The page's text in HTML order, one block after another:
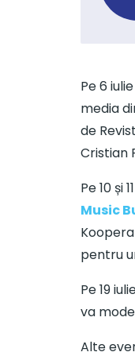
Site-
based.
Pe 6
media
de
Cristian
Pe 10 și
Music
pentru
Pe 19
va
Alte